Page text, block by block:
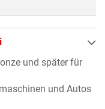
und später für
und Autos